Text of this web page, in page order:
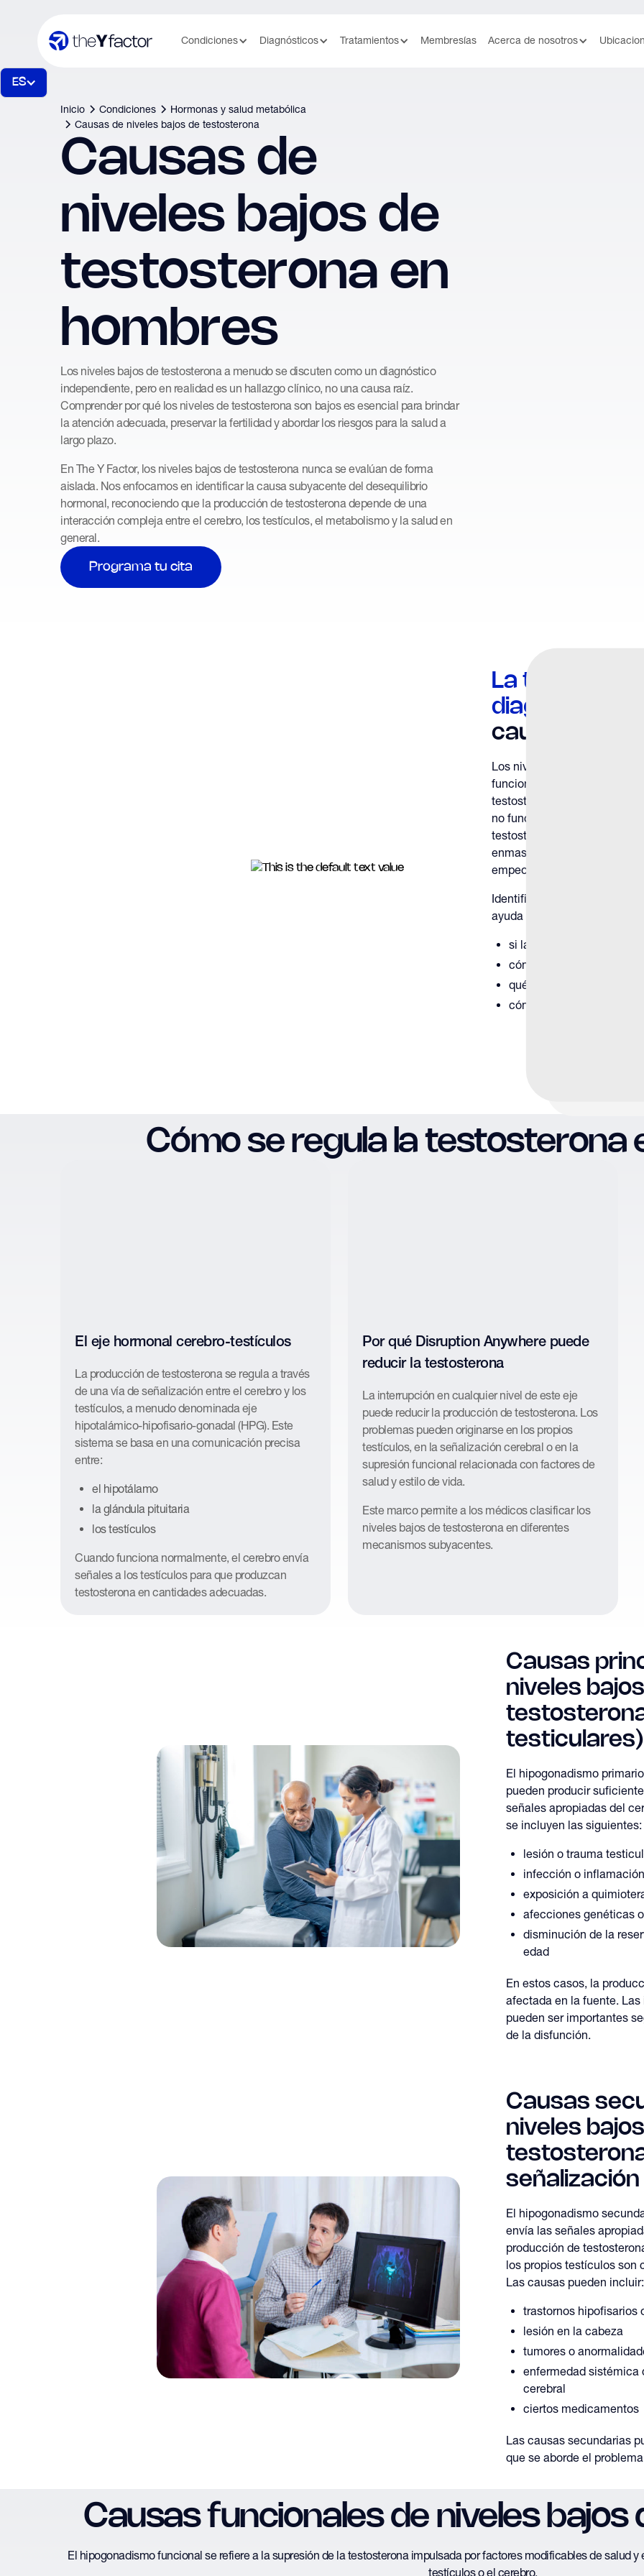
Condiciones Diagnósticos Tratamientos Membresías Acerca de nosotros
ES
Inicio Condiciones
Hormonas y salud metabólica
Causas de niveles bajos de testosterona
Causas de
niveles bajos de
testosterona en
hombres
Los niveles bajos de testosterona a menudo se discuten como un diagnóstico
independiente, pero en realidad es un hallazgo clínico, no una causa raíz.
Comprender por qué los niveles de testosterona son bajos es esencial para brindar
la atención adecuada, preservar la fertilidad y abordar los riesgos para la salud a
largo plazo.
En The Y Factor, los niveles bajos de testosterona nunca se evalúan de forma
aislada. Nos enfocamos en identificar la causa subyacente del desequilibrio
hormonal, reconociendo que la producción de testosterona depende de una
interacción compleja entre el cerebro, los testículos, el metabolismo y la salud en
general.
Programa tu cita
La
diagnóstico
causa raíz
Los niveles de testosterona
funcionan juntos varios
testosterona es baja, indica
no funciona de manera
testosterona sin comprender
enmascarar las afecciones
empeorar con el tiempo.
Identificar la causa de los
ayuda a determinar:
si la afección es reversible
cómo puede verse
qué estrategias de
cómo puede verse
Cómo se regula la testosterona
El eje hormonal cerebro-testículos
La producción de testosterona se regula a través
de una vía de señalización entre el cerebro y los
testículos, a menudo denominada eje
hipotalámico-hipofisario-gonadal (HPG). Este
sistema se basa en una comunicación precisa
entre:
el hipotálamo
la glándula pituitaria
los testículos
Cuando funciona normalmente, el cerebro envía
señales a los testículos para que produzcan
testosterona en cantidades adecuadas.
Por qué Disruption Anywhere puede
reducir la testosterona
La interrupción en cualquier nivel de este eje
puede reducir la producción de testosterona. Los
problemas pueden originarse en los propios
testículos, en la señalización cerebral o en la
supresión funcional relacionada con factores de
salud y estilo de vida.
Este marco permite a los médicos clasificar los
niveles bajos de testosterona en diferentes
mecanismos subyacentes.
Causas
niveles
testiculares)
El hipogonadismo
pueden producir
señales apropiadas del
se incluyen las siguientes:
lesión o trauma
infección o
exposición a
afecciones genéticas
disminución de la
edad
En estos casos, la
afectada en la fuente.
pueden ser importantes
de la disfunción.
Causas
niveles
El hipogonadismo
envía las señales
producción de
los propios testículos son
Las causas pueden incluir:
trastornos hipofisarios
lesión en la cabeza
tumores o
enfermedad sistémica
cerebral
ciertos medicamentos
Las causas secundarias
que se aborde el
Causas funcionales de niveles
El hipogonadismo funcional se refiere a la supresión de la testosterona impulsada por factores modificables de salud
testículos o el cerebro.